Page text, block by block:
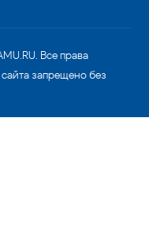
Все права
запрещено без